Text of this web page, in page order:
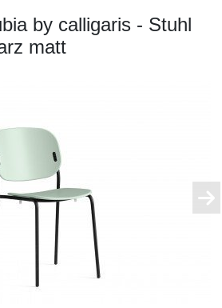
by calligaris - Stuhl
matt